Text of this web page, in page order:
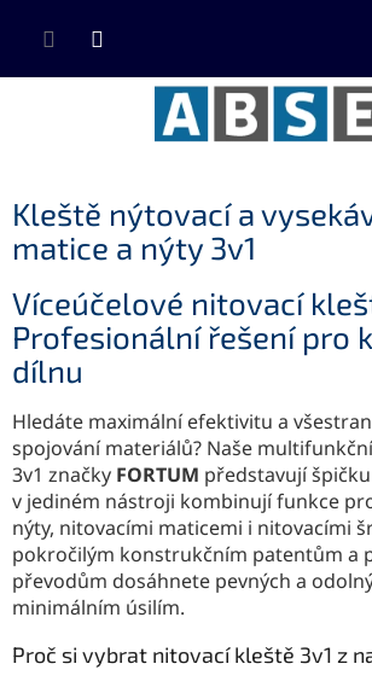
Kleště nýtovací a
matice a nýty 3v1
Víceúčelové nitovací
Profesionální řešení pro
dílnu
Hledáte maximální efektivitu a
spojování materiálů? Naše
3v1 značky FORTUM představují
v jediném nástroji kombinují funkce
nýty, nitovacími maticemi i nitovacími
pokročilým konstrukčním patentům a
převodům dosáhnete pevných a
minimálním úsilím.
Proč si vybrat nitovací kleště 3v1 z